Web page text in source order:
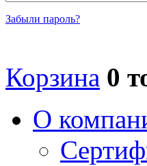
Забыли пароль?
Корзина 0
О